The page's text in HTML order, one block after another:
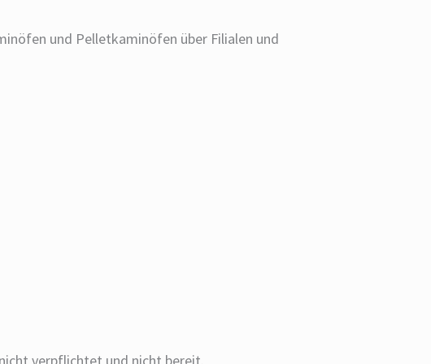
und Pelletkaminöfen über Filialen und